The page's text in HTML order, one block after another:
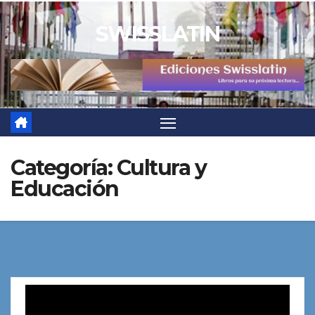
Saltar
al
contenido
SWISSLATIN
Categoría:Cultura y
Educación